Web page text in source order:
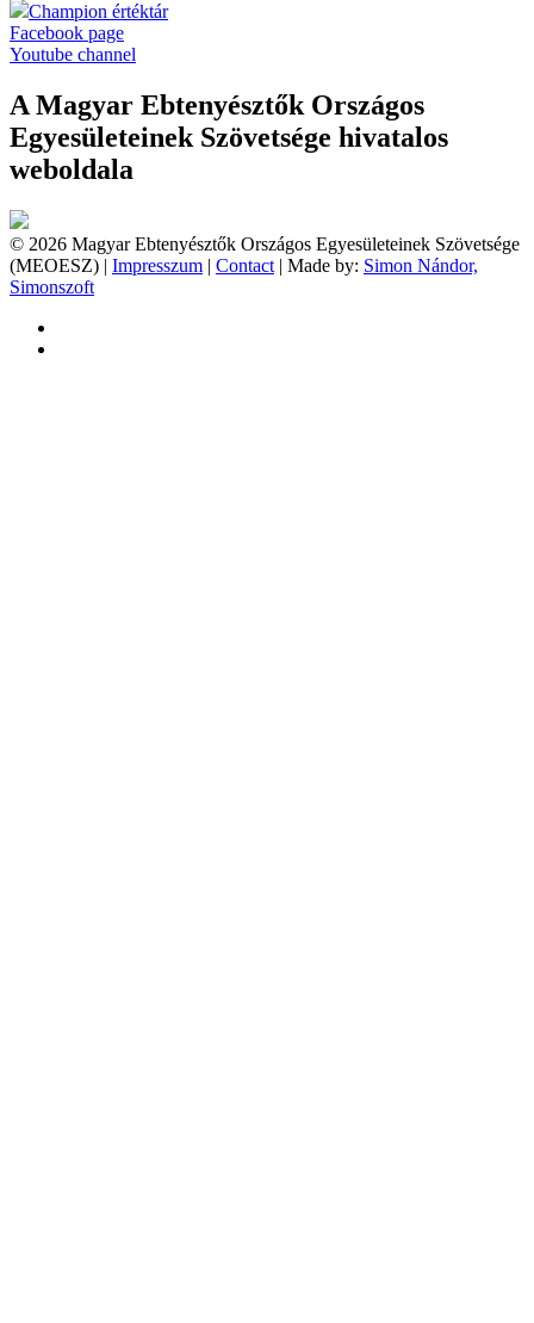
Champion értéktár
Facebook page
Youtube channel
A Magyar Ebtenyésztők Országos
Egyesületeinek Szövetsége hivatalos
weboldala
© 2026 Magyar Ebtenyésztők Országos Egyesületeinek Szövetsége
(MEOESZ) | Impresszum | Contact | Made by: Simon Nándor,
Simonszoft